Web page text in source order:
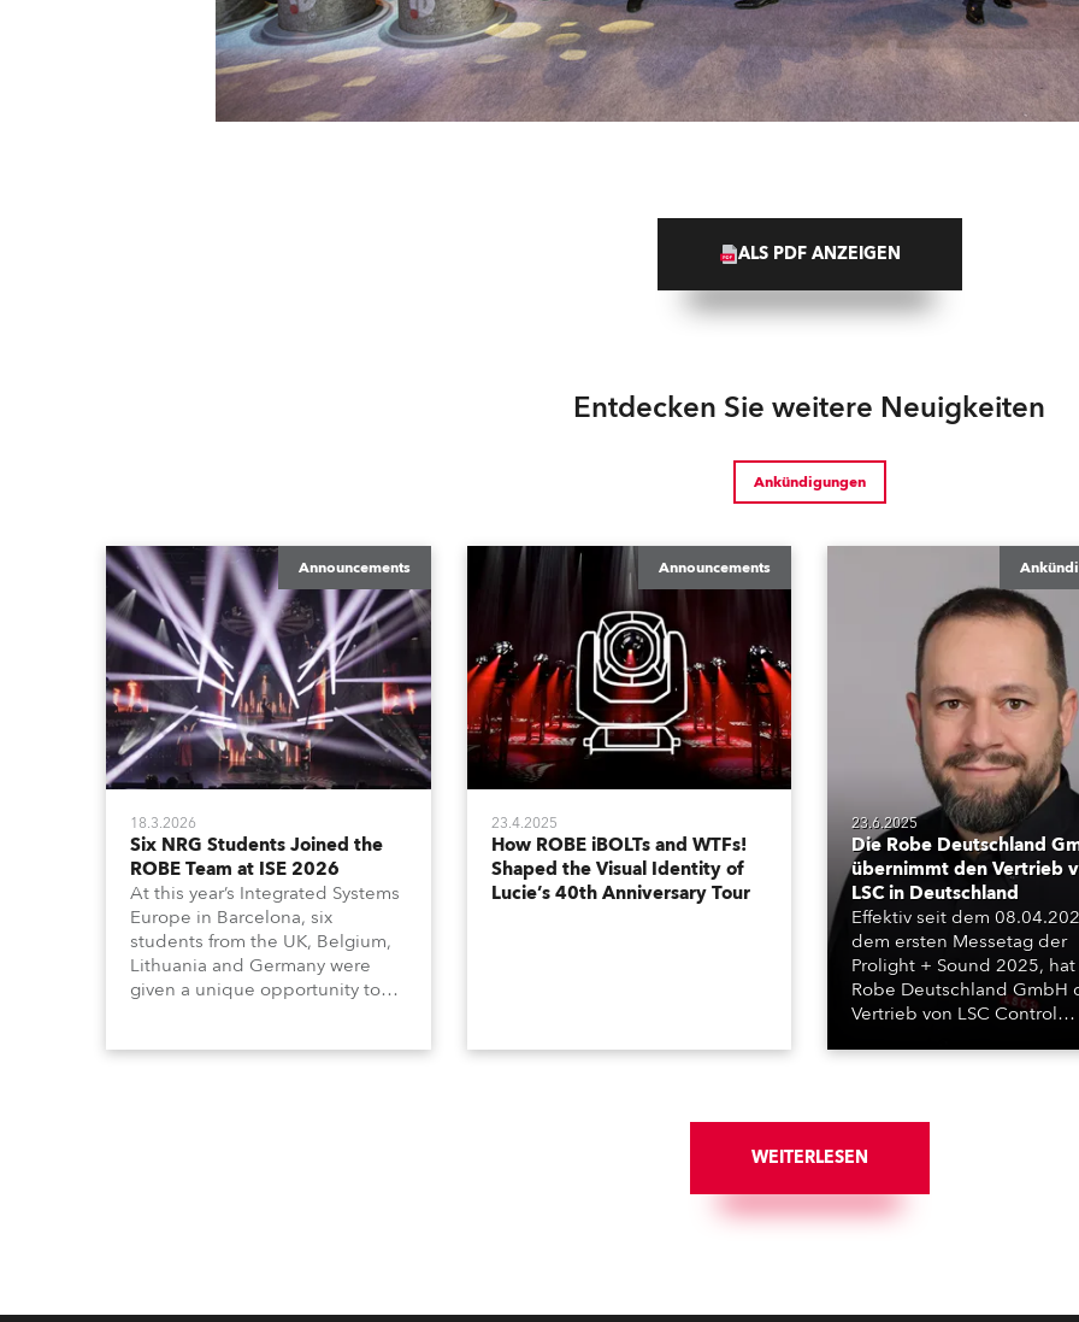
ALS PDF ANZEIGEN
Entdecken Sie weitere Neuigkeiten
Ankündigungen
Announcements
18.3.2026
Six NRG Students Joined the
ROBE Team at ISE 2026
At this year’s Integrated Systems
Europe in Barcelona, six
students from the UK, Belgium,
Lithuania and Germany were
given a unique opportunity to
exhibition.
Announcements
23.4.2025
How ROBE iBOLTs and WTFs!
Shaped the Visual Identity of
Lucie’s 40th Anniversary Tour
23.6.2025
Die Robe Deutschland
übernimmt den Vertrieb
LSC in Deutschland
Effektiv seit dem
dem ersten Messetag der
Prolight + Sound 2025,
Robe Deutschland GmbH
Vertrieb von LSC Control
übernommen.
WEITERLESEN